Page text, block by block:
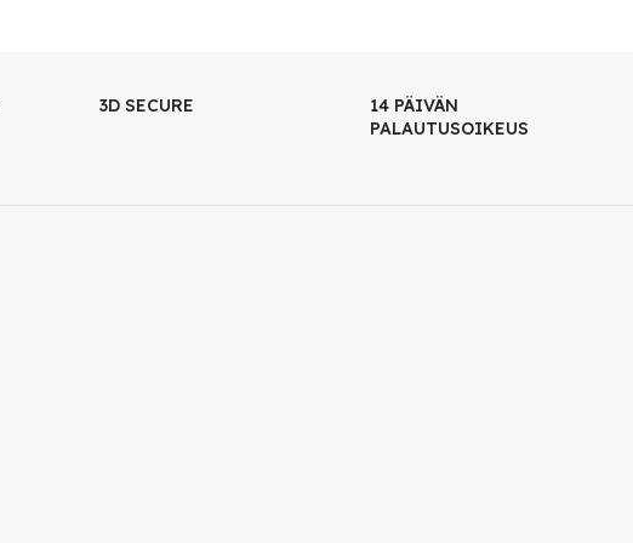
3D SECURE
14 PÄIVÄN
PALAUTUSOIKEUS